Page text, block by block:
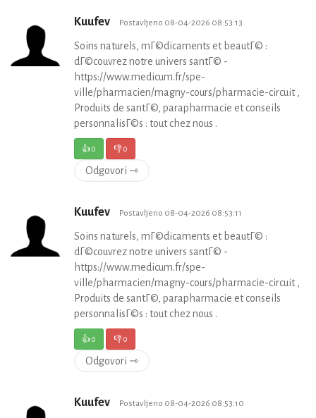
Kuufev Postavljeno 08-04-2026 08:53:13
Soins naturels, mГ©dicaments et beautГ© :
dГ©couvrez notre univers santГ© -
https://www.medicum.fr/spe-
ville/pharmacien/magny-cours/pharmacie-circuit ,
Produits de santГ©, parapharmacie et conseils
personnalisГ©s : tout chez nous .
👍0 👎0
Odgovori ⇾
Kuufev Postavljeno 08-04-2026 08:53:11
Soins naturels, mГ©dicaments et beautГ© :
dГ©couvrez notre univers santГ© -
https://www.medicum.fr/spe-
ville/pharmacien/magny-cours/pharmacie-circuit ,
Produits de santГ©, parapharmacie et conseils
personnalisГ©s : tout chez nous .
👍0 👎0
Odgovori ⇾
Kuufev Postavljeno 08-04-2026 08:53:10